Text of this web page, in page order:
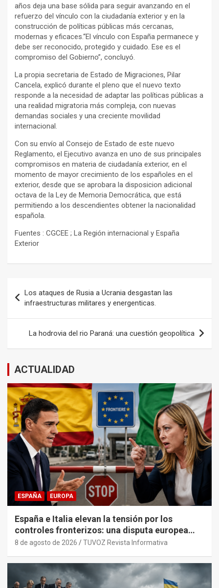
años deja una base sólida para seguir avanzando en el
refuerzo del vínculo con la ciudadanía exterior y en la
construcción de políticas públicas más cercanas,
modernas y eficaces.“El vínculo con España permanece y
debe ser reconocido, protegido y cuidado. Ese es el
compromiso del Gobierno”, concluyó.
La propia secretaria de Estado de Migraciones, Pilar
Cancela, explicó durante el pleno que el nuevo texto
responde a la necesidad de adaptar las políticas públicas a
una realidad migratoria más compleja, con nuevas
demandas sociales y una creciente movilidad
internacional.
Con su envío al Consejo de Estado de este nuevo
Reglamento, el Ejecutivo avanza en uno de sus principales
compromisos en materia de ciudadanía exterior, en el
momento de mayor crecimiento de los españoles en el
exterior, desde que se aprobara la disposicion adicional
octava de la Ley de Memoria Democrática, que está
permitiendo a los descendientes obtener la nacionalidad
española.
Fuentes : CGCEE ; La Región internacional y España
Exterior
de
entradas
Los ataques de Rusia a Ucrania desgastan las
infraestructuras militares y energenticas.
La hodrovia del rio Paraná: una cuestión geopolítica
ACTUALIDAD
ESPAÑA EUROPA
España e Italia elevan la tensión por los
controles fronterizos: una disputa europea
con trasfondo político.
8 de agosto de 2026 TUVOZ Revista Informativa